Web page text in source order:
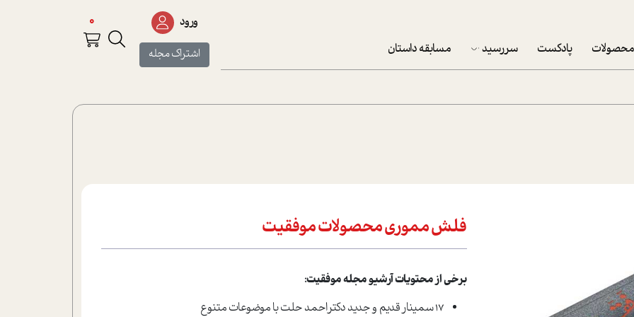
محصولات پادکست سررسید
تقویم دیواری
مسابقه داستان
ورود
اشتراک مجله
0
فلش مموری محصولات موفقیت
برخی از محتویات آرشیو مجله موفقیت:
17 سمینار قدیم و جدید دکتراحمد حلت با موضوعات متنوع